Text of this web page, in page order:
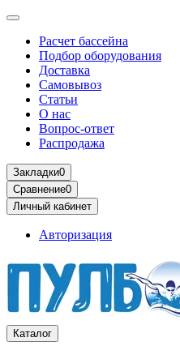
Расчет бассейна
Подбор оборудования
Доставка
Самовывоз
Статьи
О нас
Вопрос-ответ
Распродажа
Закладки0
Сравнение0
Личный кабинет
Авторизация
Каталог